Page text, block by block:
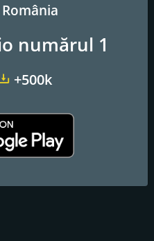
numărul 1
+500k